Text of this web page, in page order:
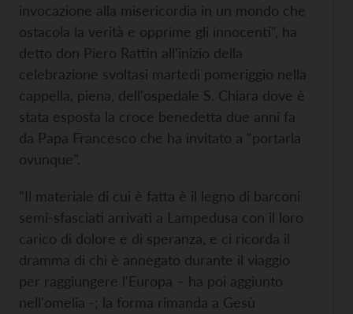
invocazione alla misericordia in un mondo che
ostacola la verità e opprime gli innocenti", ha
detto don Piero Rattin all'inizio della
celebrazione svoltasi martedì pomeriggio nella
cappella, piena, dell'ospedale S. Chiara dove è
stata esposta la croce benedetta due anni fa
da Papa Francesco che ha invitato a "portarla
ovunque".
"Il materiale di cui è fatta è il legno di barconi
semi-sfasciati arrivati a Lampedusa con il loro
carico di dolore e di speranza, e ci ricorda il
dramma di chi è annegato durante il viaggio
per raggiungere l'Europa – ha poi aggiunto
nell'omelia -; la forma rimanda a Gesù